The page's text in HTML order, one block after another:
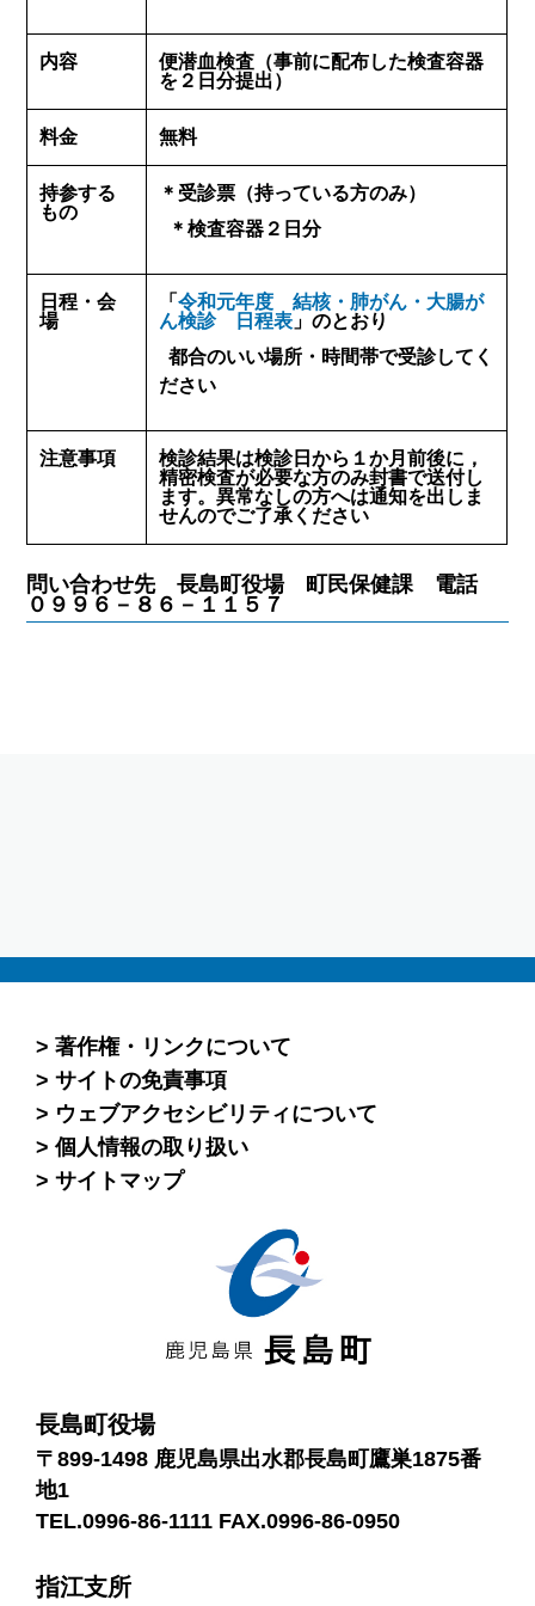
内容
便潜血検査（事前に配布した検査容器
を２日分提出）
料金 無料
持参する
もの
＊受診票（持っている方のみ）
＊検査容器２日分
日程・会
場
「令和元年度 結核・肺がん・大腸が
ん検診 日程表 」のとおり
都合のいい場所・時間帯で受診してく
ださい
注意事項
検診結果は検診日から１か月前後に，
精密検査が必要な方のみ封書で送付し
ます。異常なしの方へは通知を出しま
せんのでご了承ください
問い合わせ先 長島町役場 町民保健課 電話
０９９６－８６－１１５７
著作権・リンクについて
サイトの免責事項
ウェブアクセシビリティについて
個人情報の取り扱い
サイトマップ
長島町役場
〒899-1498 鹿児島県出水郡長島町鷹巣1875番
地1
TEL.0996-86-1111 FAX.0996-86-0950
指江支所